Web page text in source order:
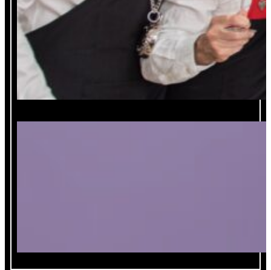
Madrid: La Escuela Española de Cata
invita a su 67ºCurso Internacional de
Sommelier Profesional